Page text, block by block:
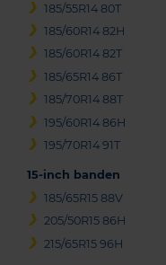
185/55R14 80T
185/60R14 82H
185/60R14 82T
185/65R14 86T
185/70R14 88T
195/60R14 86H
195/70R14 91T
15-inch banden
185/65R15 88V
205/50R15 86H
215/65R15 96H